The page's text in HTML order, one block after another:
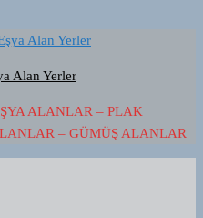
Alan Yerler
ALANLAR – PLAK
– GÜMÜŞ ALANLAR